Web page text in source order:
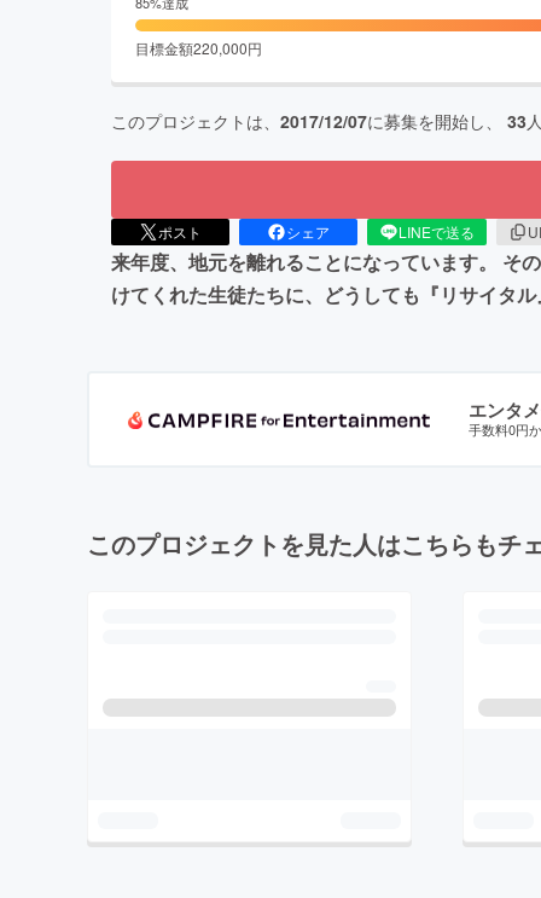
目標金額220,000円
このプロジェクトは、 2017/12/07に募集を開始し、 33
ポスト シェア LINEで送る
来年度、地元を離れることになっています。 そ
けてくれた生徒たちに、どうしても『リサイタ
エンタ
手数料0円
このプロジェクトを見た人はこちらもチ